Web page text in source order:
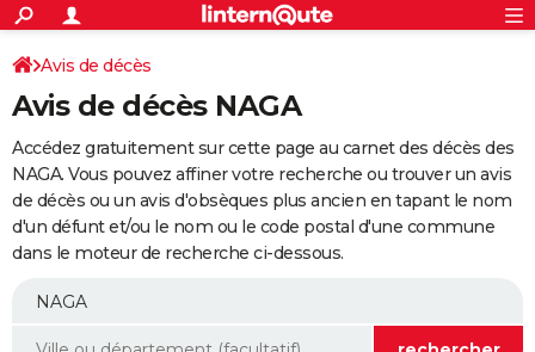
ACTUALITÉS
Politique
Société
Faits Divers
Education
Monde
Villes
+
SPORT
Coupe du monde 2026
Football
Tennis
Cyclisme
Rugby
Forum
Programme TV
TNT
Streaming
Cinéma
Sorties cinéma
Musique
+
FINANCE
Retraite
Impôts
Epargne
Immobilier
Risques naturels par ville
Banque
Assurance
Crédit
AUTO
Essais
Réserver un essai
Citadines
Berlines
SUV
Forum auto
+
Mobiles
Meilleur smartphone
Internet
Ordinateurs
Jeux vidéo
Guide high-tech
Avis de décès
Avis de décès NAGA
Accédez gratuitement sur cette page au carnet des décès des
NAGA. Vous pouvez affiner votre recherche ou trouver un avis
de décès ou un avis d'obsèques plus ancien en tapant le nom
d'un défunt et/ou le nom ou le code postal d'une commune
dans le moteur de recherche ci-dessous.